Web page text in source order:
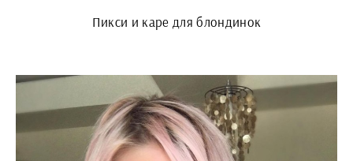
Пикси и каре для блондинок